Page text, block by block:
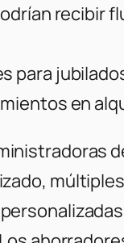
recibir
para
en
múltiples